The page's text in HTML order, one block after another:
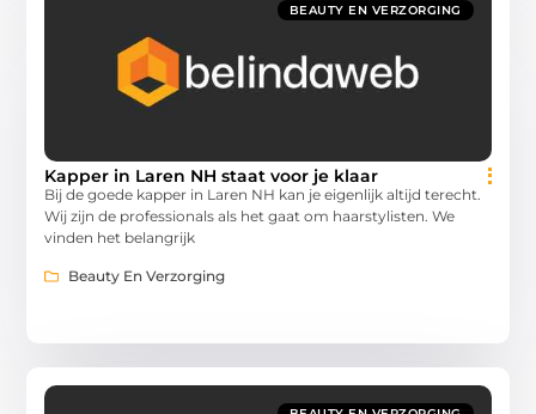
BEAUTY EN VERZORGING
Kapper in Laren NH staat voor je klaar
Bij de goede kapper in Laren NH kan je eigenlijk altijd terecht.
Wij zijn de professionals als het gaat om haarstylisten. We
vinden het belangrijk
Beauty En Verzorging